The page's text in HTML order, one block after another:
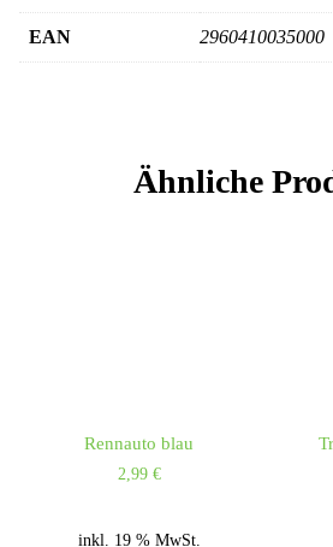
EAN 2960410035000
Ähnliche
Rennauto blau
2,99 €
inkl. 19 % MwSt.